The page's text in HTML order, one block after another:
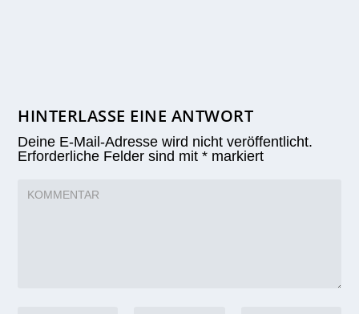
HINTERLASSE EINE ANTWORT
Deine E-Mail-Adresse wird nicht veröffentlicht.
Erforderliche Felder sind mit* markiert